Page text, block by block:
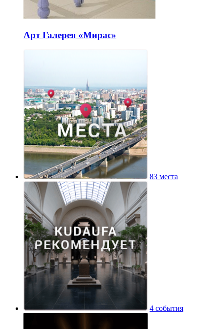
Арт Галерея «Мирас»
83 места
4 события